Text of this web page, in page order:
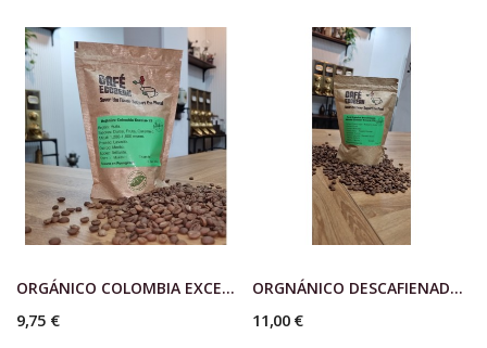
ORGÁNICO COLOMBIA EXCELSO EP HUILA
9,75 €
ORGNÁNICO DESCAFIENADO PERÚ CARBÓNICO CO2
11,00 €